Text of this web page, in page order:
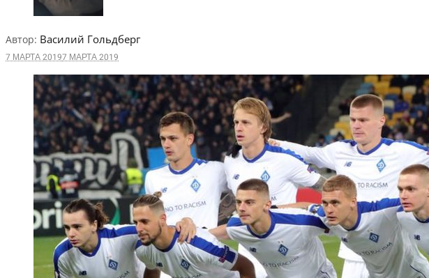
Автор: Василий Гольдберг
7 МАРТА 20197 МАРТА 2019